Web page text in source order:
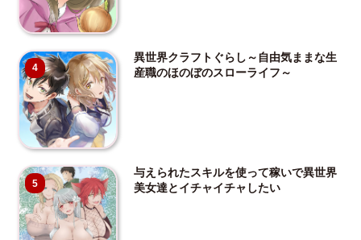
4
異世界クラフトぐらし～自由気ままな生
産職のほのぼのスローライフ～
5
与えられたスキルを使って稼いで異世界
美女達とイチャイチャしたい